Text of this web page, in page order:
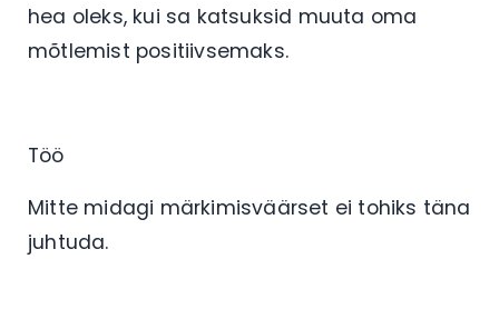
hea oleks, kui sa katsuksid muuta oma
mõtlemist positiivsemaks.
Töö
Mitte midagi märkimisväärset ei tohiks täna
juhtuda.